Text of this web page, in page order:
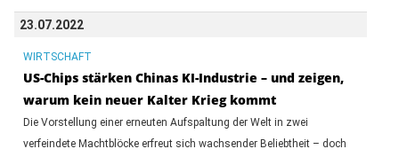
23.07.2022
WIRTSCHAFT
US-Chips stärken Chinas KI-Industrie – und zeigen,
warum kein neuer Kalter Krieg kommt
Die Vorstellung einer erneuten Aufspaltung der Welt in zwei
verfeindete Machtblöcke erfreut sich wachsender Beliebtheit – doch